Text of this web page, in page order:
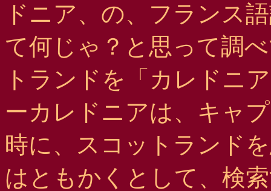
ドニア、の、フランス
て何じゃ？と思って調
トランドを「カレドニ
ーカレドニアは、キャ
時に、スコットランド
はともかくとして、検